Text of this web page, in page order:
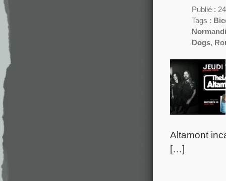
Publié :
Tags :
Dogs,
Altamont
[…]